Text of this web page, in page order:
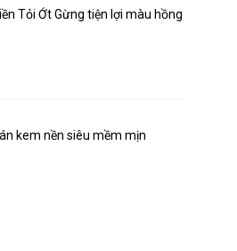
Tỏi Ớt Gừng tiện lợi màu hồng
kem nền siêu mềm mịn